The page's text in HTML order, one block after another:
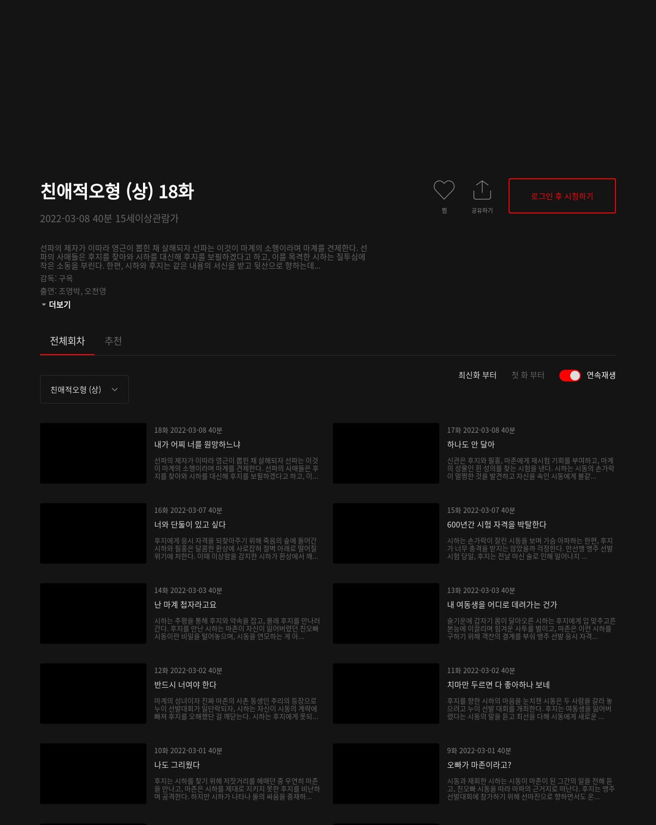
친애적오형 (상) 18화
2022-03-08 40분 15세이상관람가
선파의 제자가 이따라 영근이 뽑힌 채 살해되자 선파는 이것이 마계의 소행이라며 마계를 견제한다. 선
파의 사매들은 후지를 찾아와 시하를 대신해 후지를 보필하겠다고 하고, 이를 목격한 시하는 질투심에
작은 소동을 부린다. 한편, 시하와 후지는 같은 내용의 서신을 받고 뒷산으로 향하는데...
감독: 구옥
출연: 조영박, 오천영
관람등급:
더보기
찜 공유하기
로그인 후 시청하기
전체회차 추천
친애적오형 (상)
최신화 부터 첫 화 부터 연속재생
18화 2022-03-08 40분
내가 어찌 너를 원망하느냐
선파의 제자가 이따라 영근이 뽑힌 채 살해되자 선파는 이것
이 마계의 소행이라며 마계를 견제한다. 선파의 사매들은 후
지를 찾아와 시하를 대신해 후지를 보필하겠다고 하고, 이...
17화 2022-03-08 40분
하나도 안 달아
신관은 후지와 필홍, 마존에게 재시험 기회를 부여하고, 마계
의 성물인 흰 성의를 찾는 시험을 낸다. 시하는 시동의 손가락
이 멀쩡한 것을 발견하고 자신을 속인 시동에게 불같...
16화 2022-03-07 40분
너와 단둘이 있고 싶다
후지에게 응시 자격을 되찾아주기 위해 죽음의 숲에 들어간
시하와 필홍은 달콤한 환상에 사로잡혀 절벽 아래로 떨어질
위기에 처한다. 이때 이상함을 감지한 시하가 환상에서 깨...
15화 2022-03-07 40분
600년간 시험 자격을 박탈한다
시하는 손가락이 잘린 시동을 보며 가슴 아파하는 한편, 후지
가 너무 충격을 받지는 않았을까 걱정한다. 만선맹 맹주 선발
시험 당일, 후지는 전날 마신 술로 인해 일어나지 ...
14화 2022-03-03 40분
난 마계 첩자라고요
시하는 추평을 통해 후지와 약속을 잡고, 몰래 후지를 만나러
간다. 후지를 만난 시하는 마존이 자신이 잃어버렸던 친오빠
시동이란 비밀을 털어놓으며, 시동을 연모하는 게 아...
13화 2022-03-03 40분
내 여동생을 어디로 데려가는 건가
술기운에 갑자기 몸이 달아오른 시하는 후지에게 입 맞추고픈
본능에 이끌리며 힘겨운 사투를 벌이고, 마존은 이런 시하를
구하기 위해 객잔의 결계를 부숴 맹주 선발 응시 자격...
12화 2022-03-02 40분
반드시 너여야 한다
마계의 성녀이자 진짜 마존의 사촌 동생인 추리의 등장으로
누이 선발대회가 일단락되자, 시하는 자신이 시동의 계략에
빠져 후지를 오해했단 걸 깨닫는다. 시하는 후지에게 못되...
11화 2022-03-02 40분
치마만 두르면 다 좋아하나 보네
후지를 향한 시하의 마음을 눈치챈 시동은 두 사람을 갈라 놓
으려고 누이 선발 대회를 개최한다. 후지는 여동생을 잃어버
렸다는 시동의 말을 듣고 최선을 다해 시동에게 새로운 ...
10화 2022-03-01 40분
나도 그리웠다
후지는 시하를 찾기 위해 저잣거리를 헤매던 중 우연히 마존
을 만나고, 마존은 시하를 제대로 지키지 못한 후지를 비난하
며 공격한다. 하지만 시하가 나타나 둘의 싸움을 중재하...
9화 2022-03-01 40분
오빠가 마존이라고?
시동과 재회한 시하는 시동이 마존이 된 그간의 일을 전해 듣
고, 친오빠 시동을 따라 마파의 근거지로 떠난다. 후지는 맹주
선발대회에 참가하기 위해 선마진으로 향하면서도 온...